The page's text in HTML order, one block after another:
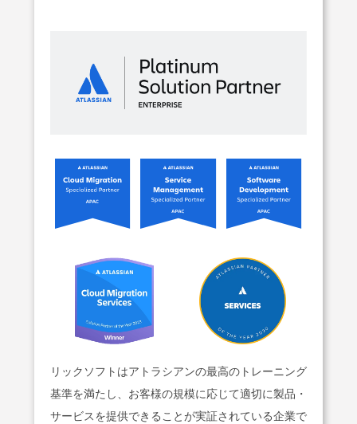
リックソフトはアトラシアンの最高のトレーニング
基準を満たし、お客様の規模に応じて適切に製品・
サービスを提供できることが実証されている企業で